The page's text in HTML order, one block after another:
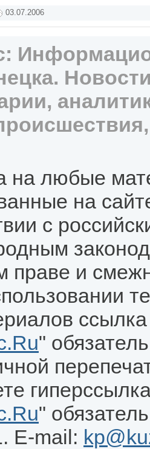
03.07.2006
на любые
на
с
праве и
"
"
E-mail: